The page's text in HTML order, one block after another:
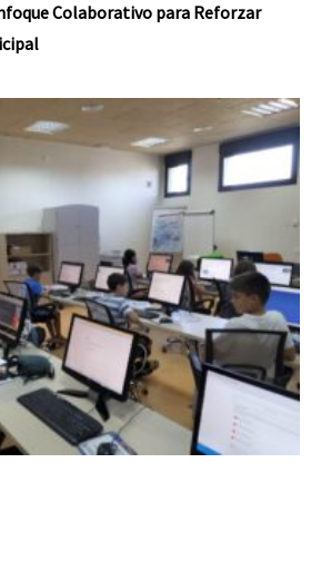
Colaborativo para Reforzar